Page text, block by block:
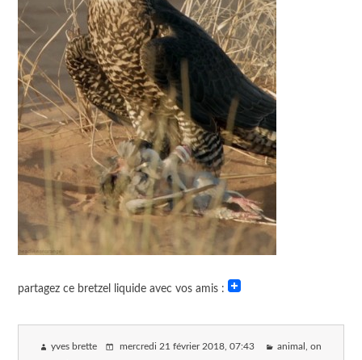
partagez ce bretzel liquide avec vos amis :
yves brette mercredi 21 février 2018, 07:43 animal, on